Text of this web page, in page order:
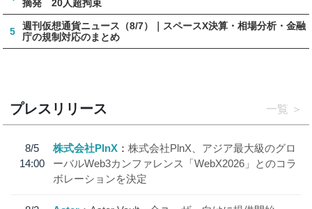
摘発 20人超拘束
5
週刊仮想通貨ニュース（8/7）｜スペースX決算・相場分析・金融
庁の規制対応のまとめ
プレスリリース 一覧
8/5
14:00
株式会社PlnX
株式会社PlnX、アジア最大級のグロ
ーバルWeb3カンファレンス「WebX2026」とのコラ
ボレーションを決定